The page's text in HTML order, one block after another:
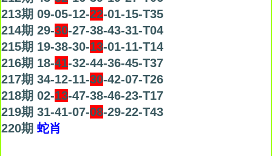
213期 09-05-12-22-01-15-T35
214期 29-30-27-38-43-31-T04
215期 19-38-30-13-01-11-T14
216期 18-41-32-44-36-45-T37
217期 34-12-11-30-42-07-T26
218期 02-13-47-38-46-23-T17
219期 31-41-07-08-29-22-T43
220期 蛇肖